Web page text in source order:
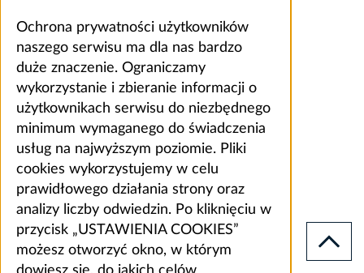
Ochrona prywatności użytkowników
naszego serwisu ma dla nas bardzo
duże znaczenie. Ograniczamy
wykorzystanie i zbieranie informacji o
użytkownikach serwisu do niezbędnego
minimum wymaganego do świadczenia
usług na najwyższym poziomie. Pliki
cookies wykorzystujemy w celu
prawidłowego działania strony oraz
analizy liczby odwiedzin. Po kliknięciu w
przycisk „USTAWIENIA COOKIES”
możesz otworzyć okno, w którym